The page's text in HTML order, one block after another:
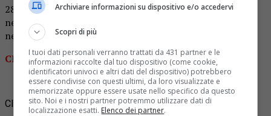
28, 29 e 30 dicembre e il 4 gennaio), per spostarsi tornerà
necessario giustificare il motivo di uscita. Quindi torna
necessaria l’autocertificazione.
CLICCA SULL’IMMAGINE PER SCARICARE IL PDF:
Clicca sull’immagine per scaricare il pdf
Archiviare informazioni su dispositivo e/o accedervi
Scopri di più
I tuoi dati personali verranno trattati da 431 partner e le
informazioni raccolte dal tuo dispositivo (come cookie,
identificatori univoci e altri dati del dispositivo) potrebbero
essere condivise con questi ultimi, da loro visualizzate e
memorizzate oppure essere usate nello specifico da questo
sito. Noi e i nostri partner potremmo utilizzare dati di
localizzazione esatti. Elenco dei partner.